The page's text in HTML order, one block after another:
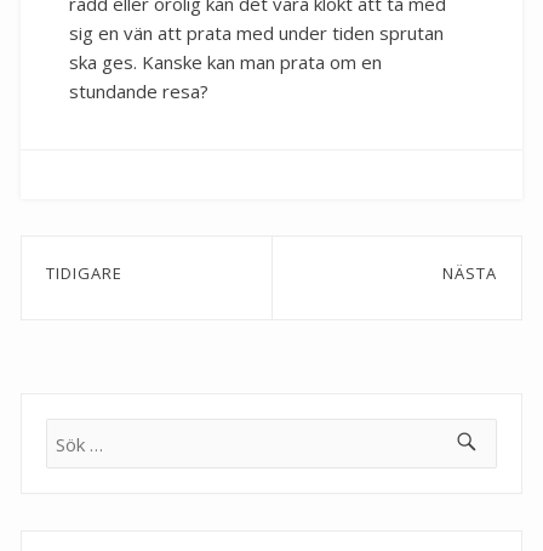
sig en vän att prata med under tiden sprutan
ska ges. Kanske kan man prata om en
stundande resa?
Inläggsnavigering
TIDIGARE NÄSTA